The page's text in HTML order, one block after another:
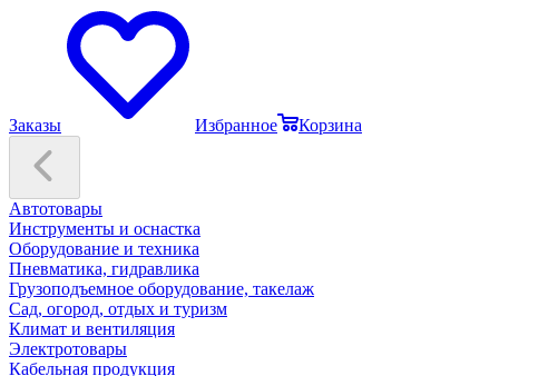
Заказы Избранное Корзина
Автотовары
Инструменты и оснастка
Оборудование и техника
Пневматика, гидравлика
Грузоподъемное оборудование, такелаж
Сад, огород, отдых и туризм
Климат и вентиляция
Электротовары
Кабельная продукция